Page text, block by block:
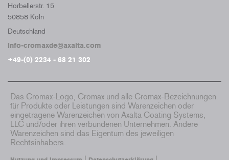
Horbellerstr. 15
50858 Köln
Deutschland
info-cromaxde@axalta.com
+49-(0) 2234 - 68 21 302
Das Cromax-Logo, Cromax und alle Cromax-Bezeichnungen
für Produkte oder Leistungen sind Warenzeichen oder
eingetragene Warenzeichen von Axalta Coating Systems,
LLC und/oder ihren verbundenen Unternehmen. Andere
Warenzeichen sind das Eigentum des jeweiligen
Rechtsinhabers.